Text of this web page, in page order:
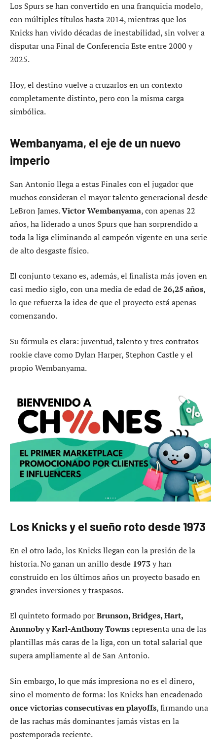
Los Spurs se han convertido en una franquicia modelo,
con múltiples títulos hasta 2014, mientras que los
Knicks han vivido décadas de inestabilidad, sin volver a
disputar una Final de Conferencia Este entre 2000 y
2025.
Hoy, el destino vuelve a cruzarlos en un contexto
completamente distinto, pero con la misma carga
simbólica.
Wembanyama, el eje de un nuevo
imperio
San Antonio llega a estas Finales con el jugador que
muchos consideran el mayor talento generacional desde
LeBron James.Victor Wembanyama, con apenas 22
años, ha liderado a unos Spurs que han sorprendido a
toda la liga eliminando al campeón vigente en una serie
de alto desgaste físico.
El conjunto texano es, además, el finalista más joven en
casi medio siglo, con una media de edad de26,25 años,
lo que refuerza la idea de que el proyecto está apenas
comenzando.
Su fórmula es clara: juventud, talento y tres contratos
rookie clave como Dylan Harper, Stephon Castle y el
propio Wembanyama.
Los Knicks y el sueño roto desde 1973
En el otro lado, los Knicks llegan con la presión de la
historia. No ganan un anillo desde 1973y han
construido en los últimos años un proyecto basado en
grandes inversiones y traspasos.
El quinteto formado porBrunson, Bridges, Hart,
Anunoby y Karl-Anthony Townsrepresenta una de las
plantillas más caras de la liga, con un total salarial que
supera ampliamente al de San Antonio.
Sin embargo, lo que más impresiona no es el dinero,
sino el momento de forma: los Knicks han encadenado
once victorias consecutivas en playoffs, firmando una
de las rachas más dominantes jamás vistas en la
postemporada reciente.